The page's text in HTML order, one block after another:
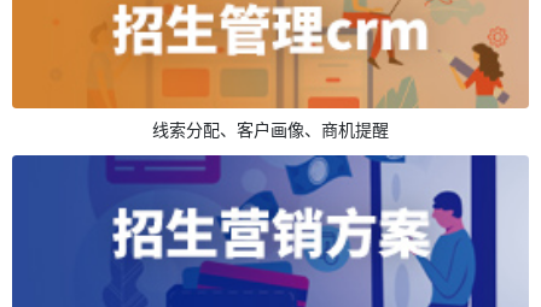
线索分配、客户画像、商机提醒